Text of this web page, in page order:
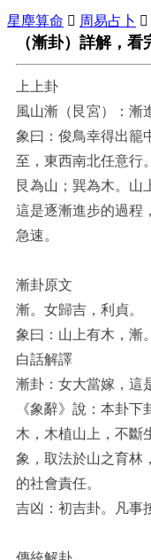
星塵算命  周易占卜 
（漸卦）詳解，
上上卦
風山漸（艮宮）：漸
象曰：俊鳥幸得出籠
至，東西南北任意行
艮為山；巽為木。山
這是逐漸進步的過程
急速。
漸卦原文
漸。女歸吉，利貞。
象曰：山上有木，漸
白話解譯
漸卦：女大當嫁，這
《象辭》說：本卦
木，木植山上，不斷
象，取法於山之育林
的社會責任。
吉凶：初吉卦。凡事